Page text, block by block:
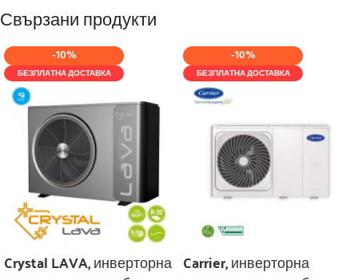
Свързани продукти
-10%
БЕЗПЛАТНА ДОСТАВКА
Crystal LAVA, инверторна
-10%
БЕЗПЛАТНА ДОСТАВКА
Carrier, инверторна